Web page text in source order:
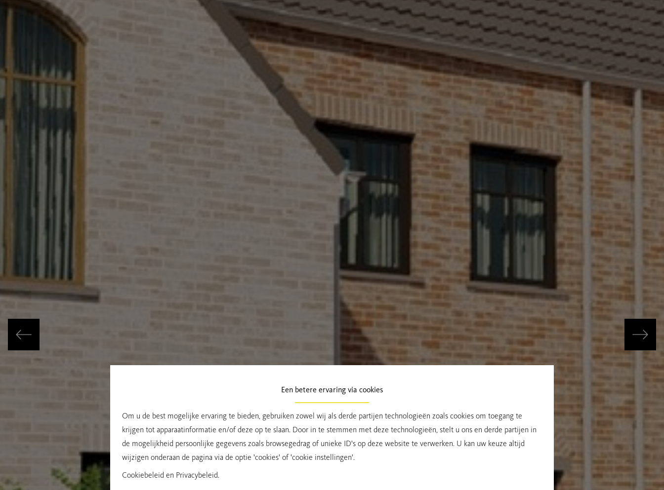
Een betere ervaring via cookies
Om u de best mogelijke ervaring te bieden, gebruiken zowel wij als derde partijen technologieën zoals cookies om toegang te
krijgen tot apparaatinformatie en/of deze op te slaan. Door in te stemmen met deze technologieën, stelt u ons en derde partijen in
de mogelijkheid persoonlijke gegevens zoals browsegedrag of unieke ID's op deze website te verwerken. U kan uw keuze altijd
wijzigen onderaan de pagina via de optie 'cookies' of 'cookie instellingen'.
Cookiebeleid en Privacybeleid.